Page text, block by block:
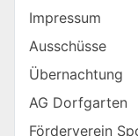
Impressum
Ausschüsse
Übernachtung
AG Dorfgarten
Förderverein